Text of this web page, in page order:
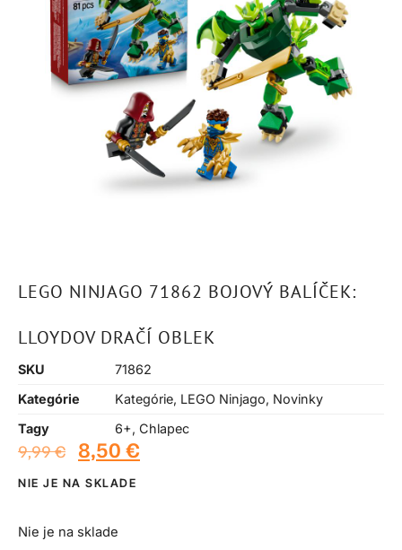
LEGO NINJAGO 71862 BOJOVÝ BALÍČEK:
LLOYDOV DRAČÍ OBLEK
SKU
71862
Kategórie
Kategórie, LEGO Ninjago, Novinky
Tagy
6+, Chlapec
9,99€ 8,50 €
NIE JE NA SKLADE
Nie je na sklade